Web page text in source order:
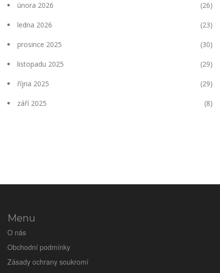
února 2026 (26)
ledna 2026 (23)
prosince 2025 (30)
listopadu 2025 (29)
října 2025 (29)
září 2025 (8)
Menu
O nás
Obchodní podmínky
Zásady ochrany soukromí